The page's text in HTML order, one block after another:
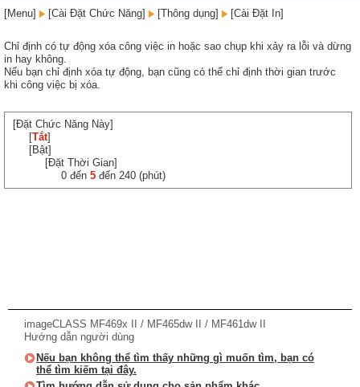
[Menu] [Cài Đặt Chức Năng] [Thông dụng] [Cài Đặt In]
Chỉ định có tự động xóa công việc in hoặc sao chụp khi xảy ra lỗi và dừng
in hay không.
Nếu bạn chỉ định xóa tự động, bạn cũng có thể chỉ định thời gian trước
khi công việc bị xóa.
[Đặt Chức Năng Này]
[Tắt]
[Bật]
[Đặt Thời Gian]
0 đến 5 đến 240 (phút)
imageCLASS MF469x II / MF465dw II / MF461dw II
Hướng dẫn người dùng
Nếu bạn không thể tìm thấy những gì muốn tìm, bạn có
thể tìm kiếm tại đây.